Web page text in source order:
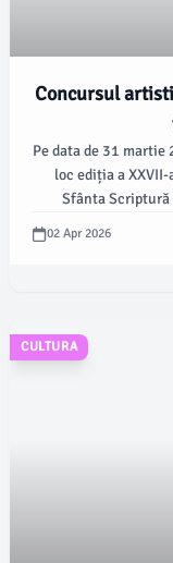
Concursul
Pe data de 31
loc ediția a
Sfânta Scriptură
eveniment a
02 Apr 2026
CULTURA